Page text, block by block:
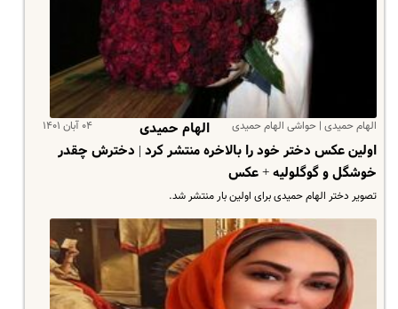
الهام حمیدی | حواشی الهام حمیدی ۰۴ آبان ۱۴۰۱
الهام حمیدی
اولین عکس دختر خود را بالاخره منتشر کرد | دخترش چقدر
خوشگل و گوگلولیه + عکس
تصویر دختر الهام حمیدی برای اولین بار منتشر شد.